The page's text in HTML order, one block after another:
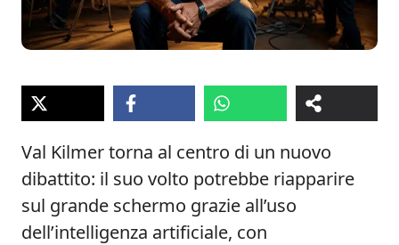
Val Kilmer torna al centro di un nuovo
dibattito: il suo volto potrebbe riapparire
sul grande schermo grazie all’uso
dell’intelligenza artificiale, con